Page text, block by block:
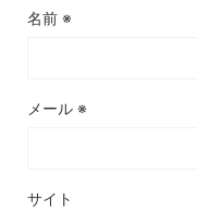
名前 ※
メール ※
サイト